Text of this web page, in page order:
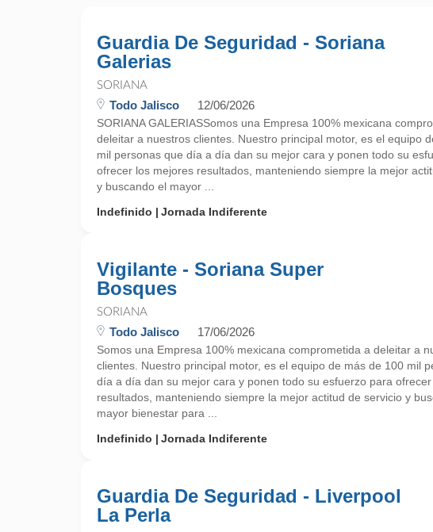
Guardia De Seguridad - Soriana
Galerias
SORIANA
Todo Jalisco 12/06/2026
SORIANA GALERIASSomos una Empresa 100% mexicana
deleitar a nuestros clientes. Nuestro principal motor, es el equipo
mil personas que día a día dan su mejor cara y ponen todo su
ofrecer los mejores resultados, manteniendo siempre la mejor
y buscando el mayor ...
Indefinido
Jornada Indiferente
Vigilante - Soriana Super
Bosques
SORIANA
Todo Jalisco 17/06/2026
Somos una Empresa 100% mexicana comprometida a deleitar a
clientes. Nuestro principal motor, es el equipo de más de 100 mil
día a día dan su mejor cara y ponen todo su esfuerzo para
resultados, manteniendo siempre la mejor actitud de servicio y
mayor bienestar para ...
Indefinido
Jornada Indiferente
Guardia De Seguridad - Liverpool
La Perla